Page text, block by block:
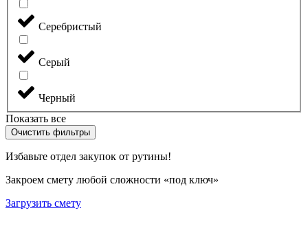
Серебристый
Серый
Черный
Показать все
Очистить фильтры
Избавьте отдел закупок от рутины!
Закроем смету любой сложности «под ключ»
Загрузить смету